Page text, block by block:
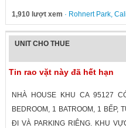
1,910 lượt xem · Rohnert Park,
UNIT CHO THUE
Tin rao vặt này đã hết hạn
NHÀ HOUSE KHU CA 95127
BEDROOM, 1 BATROOM, 1 BẾP,
ĐI VÀ PARKING RIÊNG. KHU